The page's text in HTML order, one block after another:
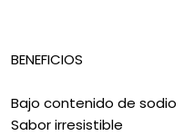
BENEFICIOS
Bajo contenido de sodio
Sabor irresistible